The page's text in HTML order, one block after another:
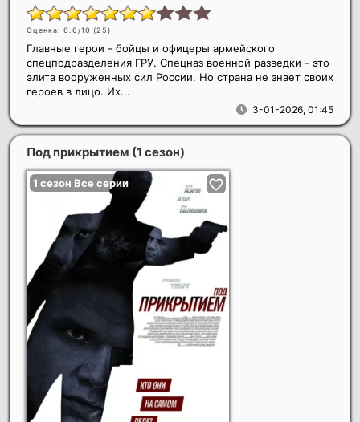
Оценка: 6.6/10 (25)
3-01-2026, 01:45
Главные герои - бойцы и офицеры армейского
спецподразделения ГРУ. Спецназ военной разведки - это
элита вооруженных сил России. Но страна не знает своих
героев в лицо. Их...
Под прикрытием (1 сезон)